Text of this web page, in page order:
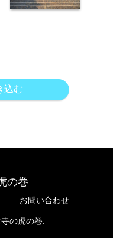
込む
の巻
お問い合わせ
の虎の巻.